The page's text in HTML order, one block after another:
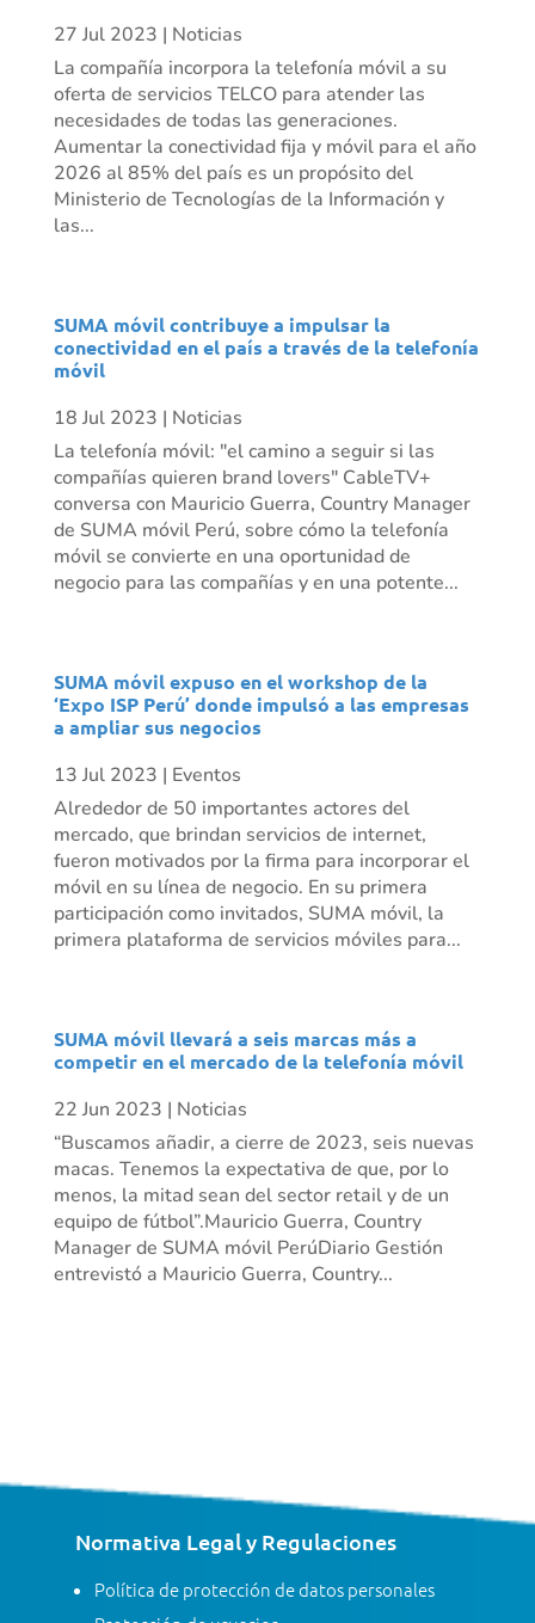
27 Jul 2023 | Noticias
La compañía incorpora la telefonía móvil a su
oferta de servicios TELCO para atender las
necesidades de todas las generaciones.
Aumentar la conectividad fija y móvil para el año
2026 al 85% del país es un propósito del
Ministerio de Tecnologías de la Información y
las...
SUMA móvil contribuye a impulsar la
conectividad en el país a través de la telefonía
móvil
18 Jul 2023 | Noticias
La telefonía móvil: "el camino a seguir si las
compañías quieren brand lovers" CableTV+
conversa con Mauricio Guerra, Country Manager
de SUMA móvil Perú, sobre cómo la telefonía
móvil se convierte en una oportunidad de
negocio para las compañías y en una potente...
SUMA móvil expuso en el workshop de la
‘Expo ISP Perú’ donde impulsó a las empresas
a ampliar sus negocios
13 Jul 2023 | Eventos
Alrededor de 50 importantes actores del
mercado, que brindan servicios de internet,
fueron motivados por la firma para incorporar el
móvil en su línea de negocio. En su primera
participación como invitados, SUMA móvil, la
primera plataforma de servicios móviles para...
SUMA móvil llevará a seis marcas más a
competir en el mercado de la telefonía móvil
22 Jun 2023 | Noticias
“Buscamos añadir, a cierre de 2023, seis nuevas
macas. Tenemos la expectativa de que, por lo
menos, la mitad sean del sector retail y de un
equipo de fútbol”.Mauricio Guerra, Country
Manager de SUMA móvil PerúDiario Gestión
entrevistó a Mauricio Guerra, Country...
Normativa Legal y Regulaciones
Política de protección de datos personales